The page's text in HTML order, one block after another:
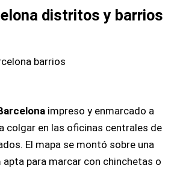
distritos y barrios
impreso y enmarcado a
colgar en las oficinas centrales de
El mapa se montó sobre una
apta para marcar con chinchetas o